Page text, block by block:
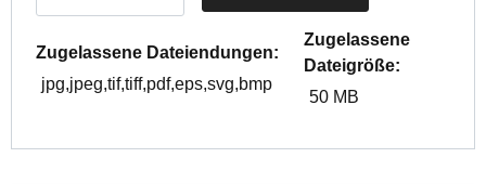
Zugelassene Dateiendungen:
jpg,jpeg,tif,tiff,pdf,eps,svg,bmp
Zugelassene
Dateigröße:
50 MB